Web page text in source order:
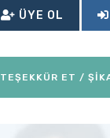
ÜYE OL
TEŞEKKÜR ET /